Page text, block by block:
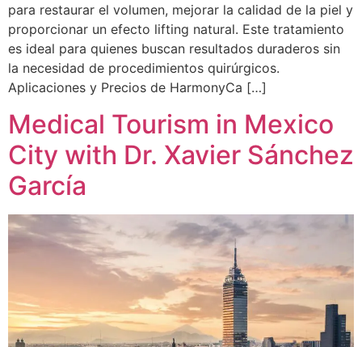
para restaurar el volumen, mejorar la calidad de la piel y
proporcionar un efecto lifting natural. Este tratamiento
es ideal para quienes buscan resultados duraderos sin
la necesidad de procedimientos quirúrgicos.
Aplicaciones y Precios de HarmonyCa […]
Medical Tourism in Mexico
City with Dr. Xavier Sánchez
García